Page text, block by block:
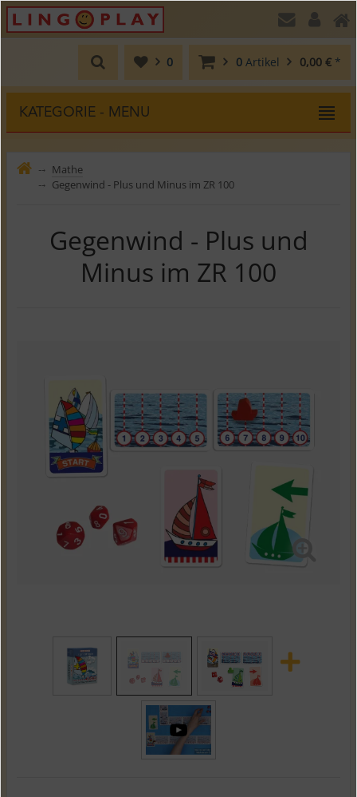
0 Artikel 0,00 € *
0
KATEGORIE - MENU
⤍ Mathe
⤍ Gegenwind - Plus und Minus im ZR 100
Gegenwind - Plus und
Minus im ZR 100